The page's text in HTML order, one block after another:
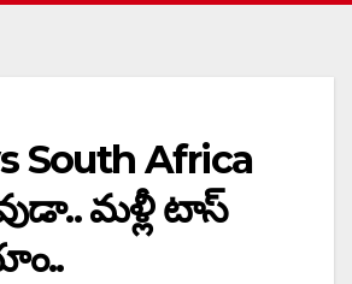
South Africa
మళ్లీ టాస్